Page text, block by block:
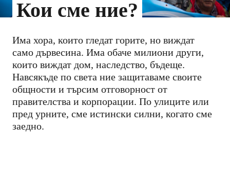
Кои сме ние?
Има хора, които гледат горите, но виждат
само дървесина. Има обаче милиони други,
които виждат дом, наследство, бъдеще.
Навсякъде по света ние защитаваме своите
общности и търсим отговорност от
правителства и корпорации. По улиците или
пред урните, сме истински силни, когато сме
заедно.